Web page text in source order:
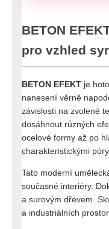
BETON
pro vzhled
BETON EFEKT je
nanesení věrně
závislosti na zvolené
dosáhnout různých
ocelové formy až po
charakteristickými
Tato moderní
současné interiéry.
a surovým dřevem.
a industriálních